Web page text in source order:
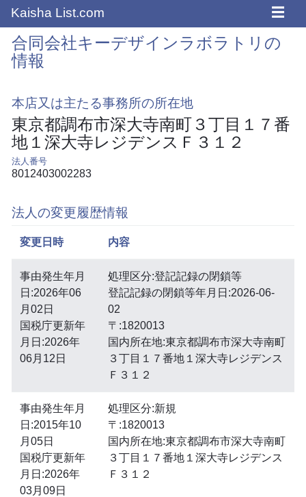
Kaisha List.com ☰
合同会社キーデザインラボラトリの
情報
本店又は主たる事務所の所在地
東京都調布市深大寺南町３丁目１７番
地１深大寺レジデンスＦ３１２
法人番号
8012403002283
法人の変更履歴情報
変更日時 内容
事由発生年月
日:2026年06
月02日
国税庁更新年
月日:2026年
06月12日
処理区分:登記記録の閉鎖等
登記記録の閉鎖等年月日:2026-06-
02
〒:1820013
国内所在地:東京都調布市深大寺南町
３丁目１７番地１深大寺レジデンス
Ｆ３１２
事由発生年月
日:2015年10
月05日
国税庁更新年
月日:2026年
03月09日
処理区分:新規
〒:1820013
国内所在地:東京都調布市深大寺南町
３丁目１７番地１深大寺レジデンス
Ｆ３１２